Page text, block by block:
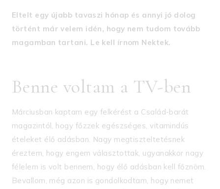
Eltelt egy újabb tavaszi hónap és annyi jó dolog
történt már velem idén, hogy nem tudom tovább
magamban tartani. Le kell írnom Nektek.
Benne voltam a TV-ben
Márciusban kaptam egy felkérést a Család-barát
magazintól, hogy főzzek egészséges, vitamindús
ételeket élő adásban. Nagy megtiszteltetésnek
éreztem, hogy engem választottak, ugyanakkor nagy
félelem is volt bennem, hogy élő adásban kell főznöm.
Bevallom, még azon is gondolkodtam, hogy nemet